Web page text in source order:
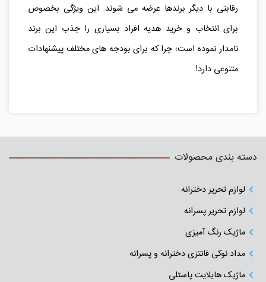
رقابتی با دیگر برندها عرضه می شوند. این ویژگی بخصوص
برای انتخاب و خرید هدیه افراد بسیاری را جذب این برند
نامدار نموده است؛ چرا که برای بودجه های مختلف پیشنهادات
متنوعی دارد!
دسته بندی محصولات
لوازم تحریر دخترانه
لوازم تحریر پسرانه
ماژیک رنگ آمیزی
مداد نوکی فانتزی دخترانه و پسرانه
ماژیک هایلایت پاستلی